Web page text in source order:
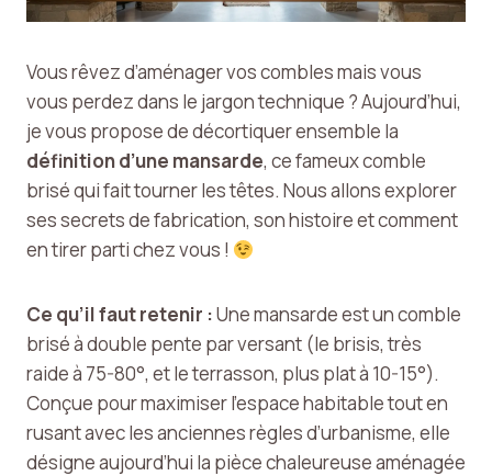
Vous rêvez d’aménager vos combles mais vous
vous perdez dans le jargon technique ? Aujourd’hui,
je vous propose de décortiquer ensemble la
définition d’une mansarde, ce fameux comble
brisé qui fait tourner les têtes. Nous allons explorer
ses secrets de fabrication, son histoire et comment
en tirer parti chez vous !
Ce qu’il faut retenir :Une mansarde est un comble
brisé à double pente par versant (le brisis, très
raide à 75-80°, et le terrasson, plus plat à 10-15°).
Conçue pour maximiser l’espace habitable tout en
rusant avec les anciennes règles d’urbanisme, elle
désigne aujourd’hui la pièce chaleureuse aménagée